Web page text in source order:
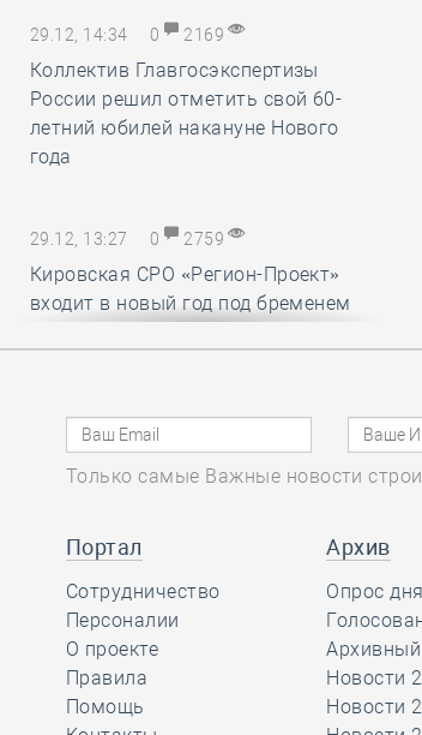
29.12, 14:34 0 2169
Коллектив Главгосэкспертизы
России решил отметить свой 60-
летний юбилей накануне Нового
года
29.12, 13:27 0 2759
Кировская СРО «Регион-Проект»
входит в новый год под бременем
29.12, 12:25 0 1719
В строительный полдень. Ввод
жилья в России впервые достиг
за год
29.12, 11:28 0
Ирек Файзуллин поблагодарил
Анвара Шамузафарова за участие
в подготовке и проведении II
Только самые Важные новости
Портал
Сотрудничество
Персоналии
О проекте
Правила
Помощь
Архив
Опрос дня
Новости
Новости